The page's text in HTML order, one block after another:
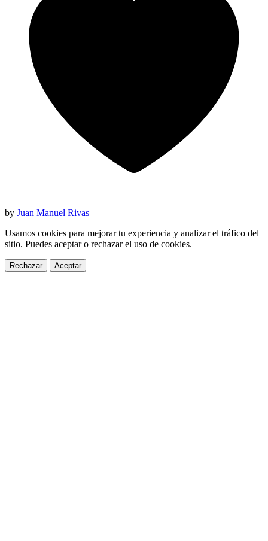
by Juan Manuel Rivas
Usamos cookies para mejorar tu experiencia y analizar el tráfico del
sitio. Puedes aceptar o rechazar el uso de cookies.
Rechazar Aceptar